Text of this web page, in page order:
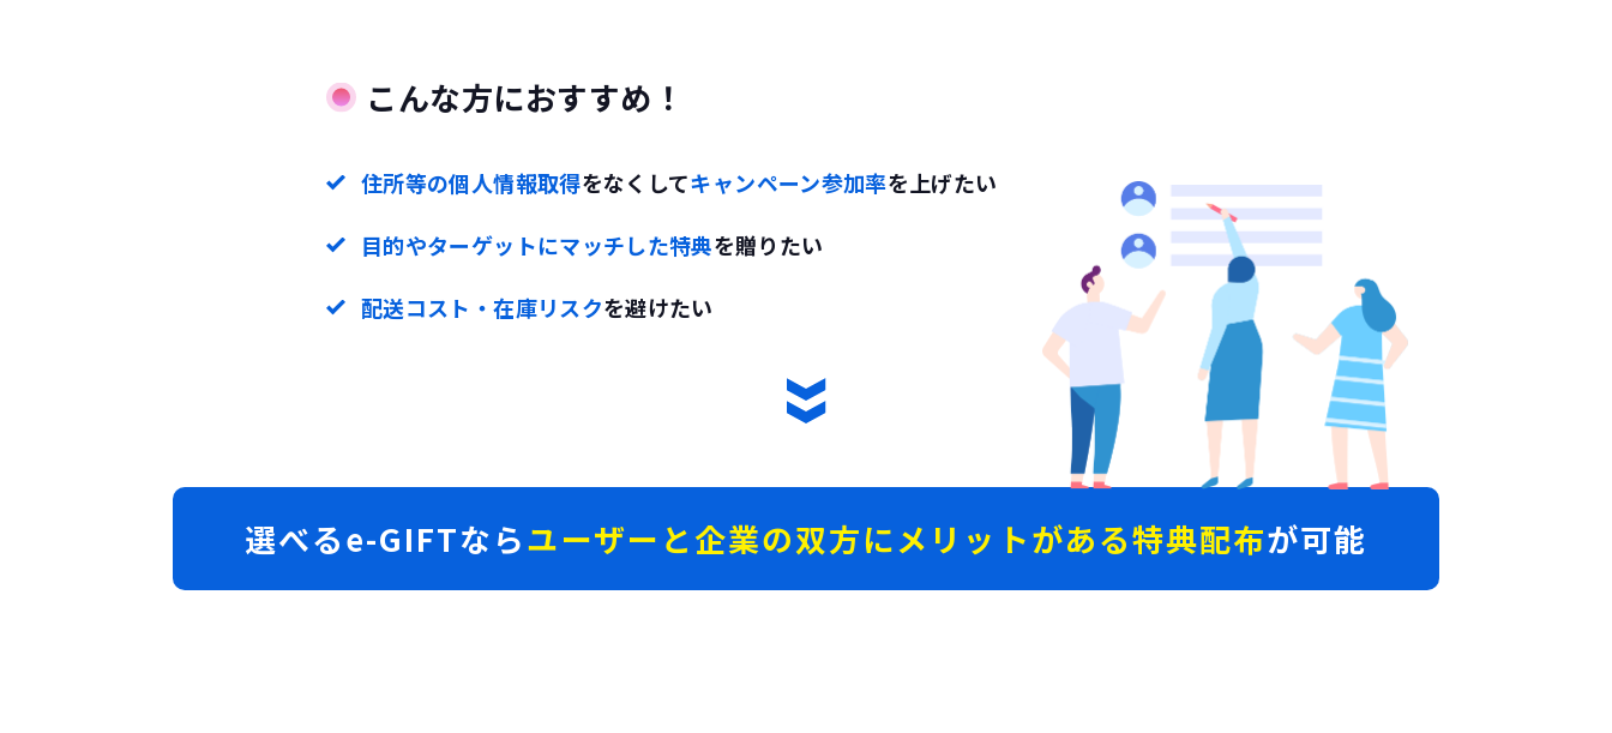
こんな方におすすめ！
住所等の個人情報取得をなくしてキャンペーン参加率を上げたい
目的やターゲットにマッチした特典を贈りたい
配送コスト・在庫リスクを避けたい
選べるe-GIFTならユーザーと企業の双方にメリットがある特典配布が可能